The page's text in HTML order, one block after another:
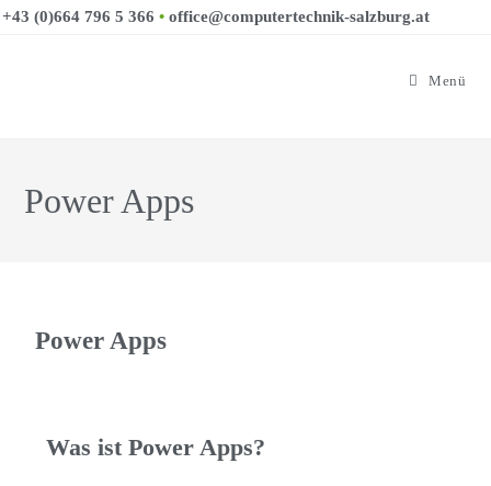
+43 (0)664 796 5 366 • office@computertechnik-salzburg.at
Menü
Power Apps
Power Apps
Was ist Power Apps?